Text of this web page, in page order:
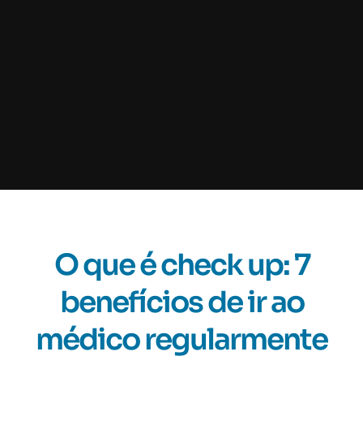
O que é check up: 7
benefícios de ir ao
médico regularmente